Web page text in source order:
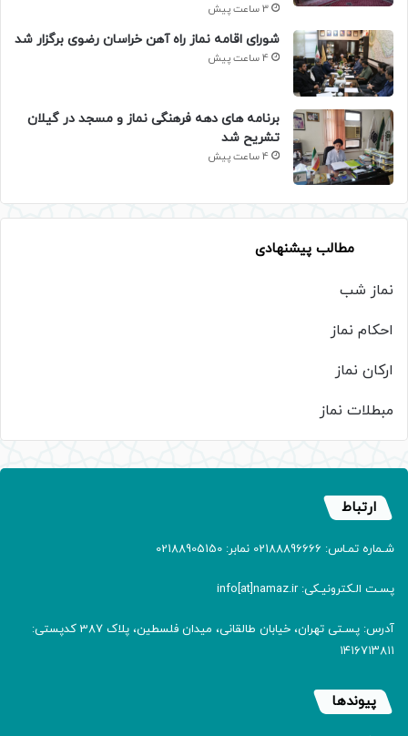
3 ساعت پیش
شورای اقامه نماز راه آهن خراسان رضوی برگزار شد
4 ساعت پیش
برنامه های دهه فرهنگی نماز و مسجد در گیلان
تشریح شد
4 ساعت پیش
مطالب پیشنهادی
نماز شب
احکام نماز
ارکان نماز
مبطلات نماز
ارتباط
شـماره تمـاس: 02188896666 نمابر: 02188905150
پسـت الـکترونیـکی: info[at]namaz.ir
آدرس: پسـتی تهران، خیابان طالقانی، میدان فلسطین، پلاک 387 کدپستی:
۱۴۱۶۷۱۳۸۱۱
پیوندها